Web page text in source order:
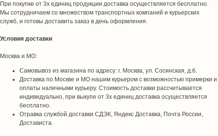
При покупке от 3х единиц продукции доставка осуществляется бесплатно.
Мы сотрудничаем со множеством транспортных компаний и курьерских
служб, и готовы доставить заказ в день оформления.
Условия доставки
Москва и МО:
Самовывоз из магазина по адресу: г. Москва, ул. Сосинская, д.6.
Доставка по Москве и МО нашим курьером с возможностью примерки и
оплаты наличными курьеру. Стоимость доставки рассчитывается
индивидуально, при выкупе от 3х единиц доставка осуществляется
бесплатно.
Отравка службой доставки СДЭК, Яндекс Доставка, Почта России,
Достависта.